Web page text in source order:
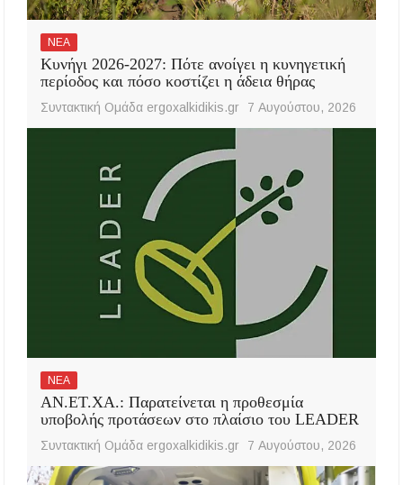
ΝΕΑ
Κυνήγι 2026-2027: Πότε ανοίγει η κυνηγετική
περίοδος και πόσο κοστίζει η άδεια θήρας
Συντακτική Ομάδα ergoxalkidikis.gr 7 Αυγούστου, 2026
ΝΕΑ
ΑΝ.ΕΤ.ΧΑ.: Παρατείνεται η προθεσμία
υποβολής προτάσεων στο πλαίσιο του LEADER
Συντακτική Ομάδα ergoxalkidikis.gr 7 Αυγούστου, 2026